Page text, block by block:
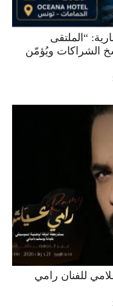
“الملتقى
الشراكات ويُؤمّن
للفنان رامي